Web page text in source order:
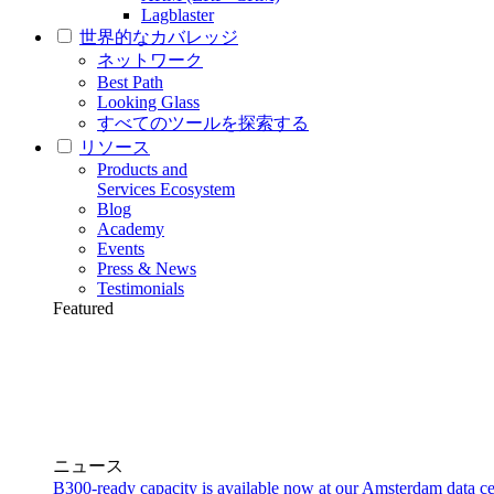
Lagblaster
世界的なカバレッジ
ネットワーク
Best Path
Looking Glass
すべてのツールを探索する
リソース
Products and
Services Ecosystem
Blog
Academy
Events
Press & News
Testimonials
Featured
ニュース
B300-ready capacity is available now at our Amsterdam data